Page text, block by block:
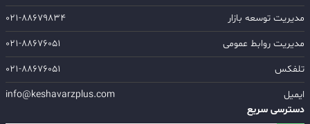
مدیریت توسعه بازار
۰۲۱-۸۸۶۷۹۸۳۴
مدیریت روابط عمومی
۰۲۱-۸۸۶۷۶۰۵۱
تلفکس
۰۲۱-۸۸۶۷۶۰۵۱
ایمیل
info@keshavarzplus.com
دسترسی سریع